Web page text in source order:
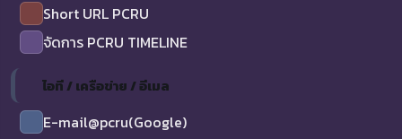
Short URL PCRU
จัดการ PCRU TIMELINE
ไอที / เครือข่าย / อีเมล
E-mail@pcru(Google)